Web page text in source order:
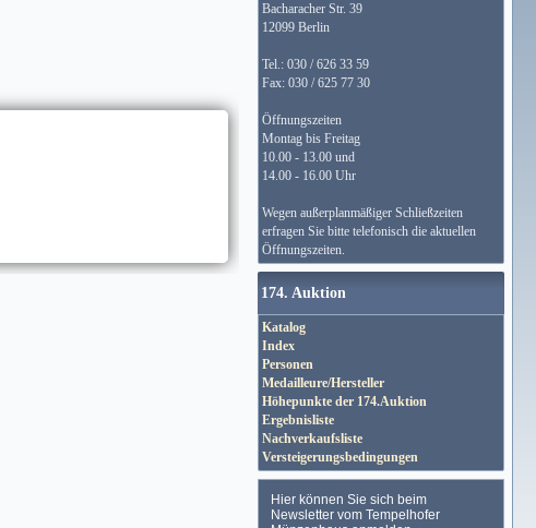
Bacharacher Str. 39
12099 Berlin
Tel.: 030 / 626 33 59
Fax: 030 / 625 77 30
Öffnungszeiten
Montag bis Freitag
10.00 - 13.00 und
14.00 - 16.00 Uhr
Wegen außerplanmäßiger Schließzeiten
erfragen Sie bitte telefonisch die aktuellen
Öffnungszeiten.
174. Auktion
Katalog
Index
Personen
Medailleure/Hersteller
Höhepunkte der 174.Auktion
Ergebnisliste
Nachverkaufsliste
Versteigerungsbedingungen